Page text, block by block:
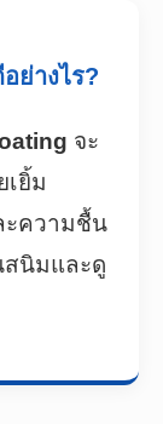
ย่างไร?
จะ
ยิ้ม
ะความชื้น
สนิมและดู